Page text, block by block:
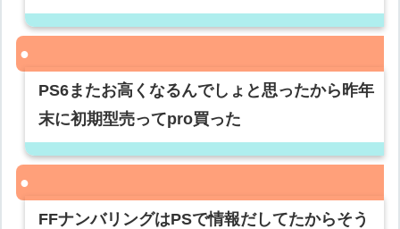
PS6またお高くなるんでしょと思ったから昨年
末に初期型売ってpro買った
FFナンバリングはPSで情報だしてたからそう